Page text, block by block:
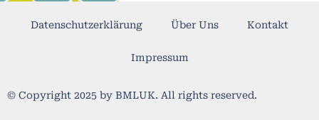
© Copyright 2025 by BMLUK. All rights reserved.
Datenschutzerklärung Über Uns Kontakt
Impressum